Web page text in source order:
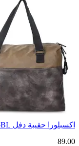
اكسبلورا حقيبة دفل XPL-8S37BN-BL
89.00